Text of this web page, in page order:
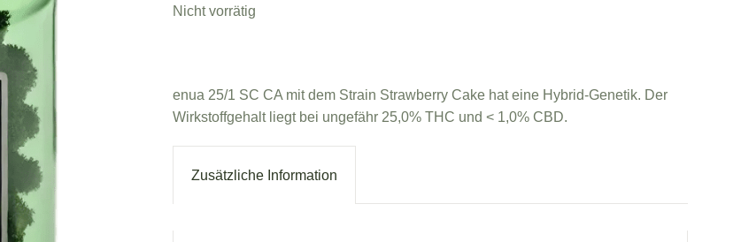
Nicht vorrätig
enua 25/1 SC CA mit dem Strain Strawberry Cake hat eine Hybrid-Genetik. Der
Wirkstoffgehalt liegt bei ungefähr 25,0% THC und < 1,0% CBD.
Zusätzliche Information